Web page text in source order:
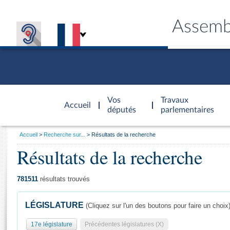
Accueil
d'accueil
Vos
députés
Travaux
parlementaires
Général
Vous
Accueil Recherche sur... Résultats de la recherche
Résultats de la recherche
781511 résultats trouvés
LÉGISLATURE (Cliquez sur l'un des boutons pour faire un choix)
17e législature Précédentes législatures (X)